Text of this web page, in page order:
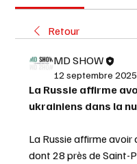
Retour
MD SHOW
12 septembre 2025
La Russie affirme
ukrainiens dans la
La Russie affirme
dont 28 près de Saint-